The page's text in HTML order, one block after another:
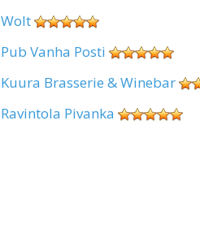
Wolt
Pub Vanha Posti
Kuura Brasserie & Winebar
Ravintola Pivanka